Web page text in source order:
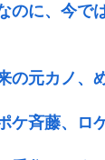
のに、今で
の元カノ
ケ斉藤、ロ